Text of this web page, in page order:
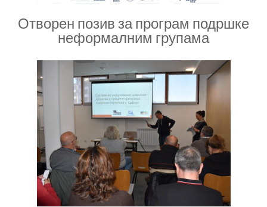
Отворен позив за програм подршке
неформалним групама